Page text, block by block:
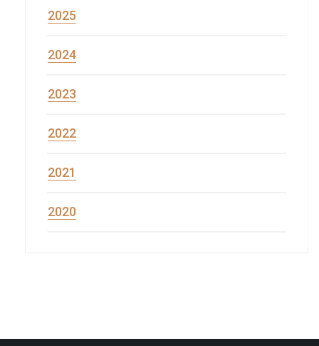
2025
2024
2023
2022
2021
2020